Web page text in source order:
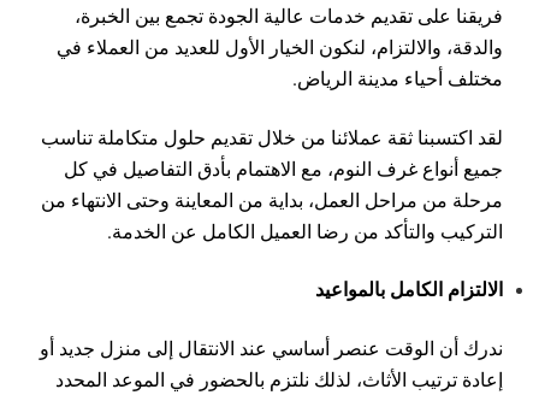
فريقنا على تقديم خدمات عالية الجودة تجمع بين الخبرة،
والدقة، والالتزام، لنكون الخيار الأول للعديد من العملاء في
مختلف أحياء مدينة الرياض.
لقد اكتسبنا ثقة عملائنا من خلال تقديم حلول متكاملة تناسب
جميع أنواع غرف النوم، مع الاهتمام بأدق التفاصيل في كل
مرحلة من مراحل العمل، بداية من المعاينة وحتى الانتهاء من
التركيب والتأكد من رضا العميل الكامل عن الخدمة.
الالتزام الكامل بالمواعيد
ندرك أن الوقت عنصر أساسي عند الانتقال إلى منزل جديد أو
إعادة ترتيب الأثاث، لذلك نلتزم بالحضور في الموعد المحدد